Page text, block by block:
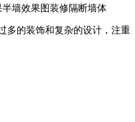
墙效果图装修隔断墙体
多的装饰和复杂的设计，注重